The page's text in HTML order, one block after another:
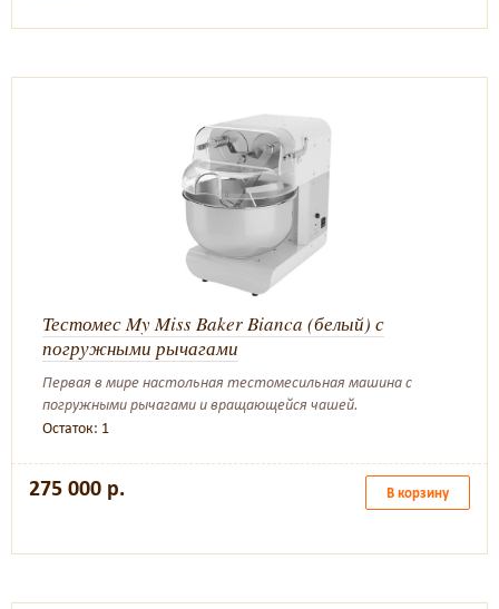
Тестомес My Miss Baker Bianca (белый) с
погружными рычагами
Первая в мире настольная тестомесильная машина с
погружными рычагами и вращающейся чашей.
Остаток: 1
275 000 р. В корзину